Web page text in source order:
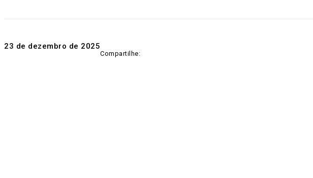
23 de dezembro de 2025
Compartilhe: